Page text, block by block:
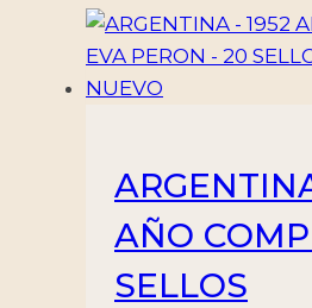
MINT
cantidad
AÑO
SELLOS